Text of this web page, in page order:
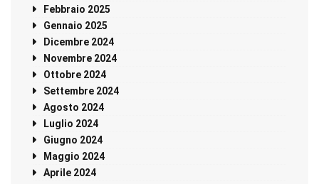
Febbraio 2025
Gennaio 2025
Dicembre 2024
Novembre 2024
Ottobre 2024
Settembre 2024
Agosto 2024
Luglio 2024
Giugno 2024
Maggio 2024
Aprile 2024